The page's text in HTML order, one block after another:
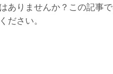
ありませんか？この記事
さい。